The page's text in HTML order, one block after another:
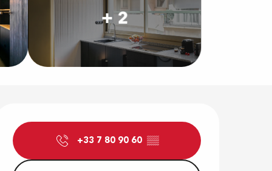
+ 2
Horarios y
+33 7 80 90 60 ▒▒